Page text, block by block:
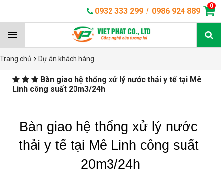
0932 333 299 / 0986 924 889
0
Trang chủ Dự án khách hàng
Bàn giao hệ thống xử lý nước thải y tế tại Mê
Linh công suất 20m3/24h
Bàn giao hệ thống xử lý nước
thải y tế tại Mê Linh công suất
20m3/24h